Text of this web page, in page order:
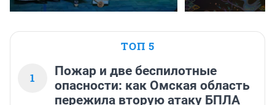
ТОП 5
1
Пожар и две беспилотные
опасности: как Омская область
пережила вторую атаку БПЛА